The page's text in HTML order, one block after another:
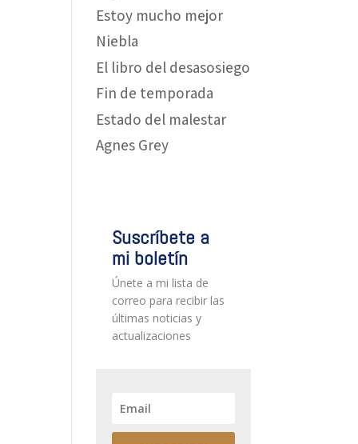
Estoy mucho mejor
Niebla
El libro del desasosiego
Fin de temporada
Estado del malestar
Agnes Grey
Suscríbete a
mi boletín
Únete a mi lista de
correo para recibir las
últimas noticias y
actualizaciones